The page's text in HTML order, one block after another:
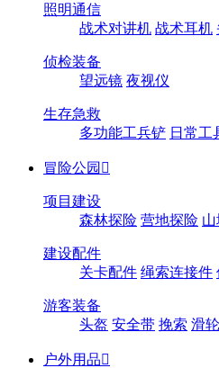
照明通信
战术对讲机 战术耳机
侦检装备
望远镜 夜视仪
生存急救
多功能工兵铲 日常工
冒险公园 
项目建设
森林探险 营地探险
建设配件
关卡配件 绳索连接件
游客装备
头盔 安全带 挽索 滑轮
户外用品